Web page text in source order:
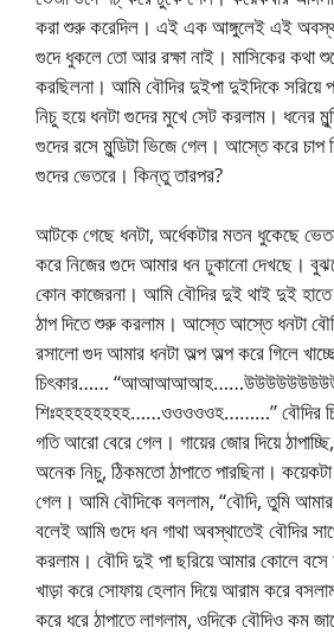
করা শুরু করেদিল। এই এক আঙ্গুলেই এই
গুদে ধুকলে তো আর রক্ষা নাই। মাসিকের কথা
করছিলনা। আমি বৌদির দুইপা দুইদিকে সরিয়ে
নিচু হয়ে ধনটা গুদের মুখে সেট করলাম। ধনের
গুদের রসে মুন্ডিটা ভিজে গেল। আস্তে করে চাপ
গুদের ভেতরে। কিন্তু তারপর?
আটকে গেছে ধনটা, অর্ধেকটার মতন ধুকেছে
করে নিজের গুদে আমার ধন ঢুকানো দেখছে।
কোন কাজেরনা। আমি বৌদির দুই থাই দুই
ঠাপ দিতে শুরু করলাম। আস্তে আস্তে ধনটা
রসালো গুদ আমার ধনটা অল্প অল্প করে গিলে
চিৎকার……
শিঃহহহহহহহহ……ওওওওওহ………” বৌদির
গতি আরো বেরে গেল। গায়ের জোর দিয়ে
অনেক নিচু, ঠিকমতো ঠাপাতে পারছিনা।
গেল। আমি বৌদিকে বললাম, “বৌদি, তুমি
বলেই আমি গুদে ধন গাথা অবস্থাতেই বৌদির
করলাম। বৌদি দুই পা ছরিয়ে আমার কোলে
খাড়া করে সোফায় হেলান দিয়ে আরাম করে
করে ধরে ঠাপাতে লাগলাম, ওদিকে বৌদিও কম